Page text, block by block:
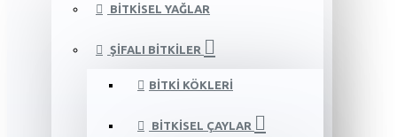
BITKISEL YAĞLAR
ŞIFALI BITKILER
BITKI KÖKLERI
BITKISEL ÇAYLAR